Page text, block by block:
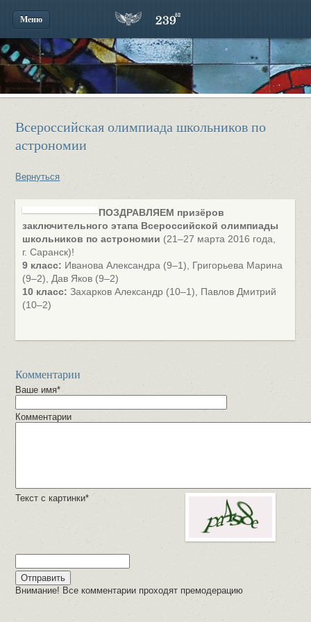
Меню
Всероссийская олимпиада школьников по
астрономии
Вернуться
ПОЗДРАВЛЯЕМ призёров
заключительного этапа Всероссийской олимпиады
школьников по астрономии (21–27 марта 2016 года,
г. Саранск)!
9 класс: Иванова Александра (9–1), Григорьева Марина
(9–2), Дав Яков (9–2)
10 класс: Захарков Александр (10–1), Павлов Дмитрий
(10–2)
Комментарии
Ваше имя*
Комментарии
Текст с картинки*
Внимание! Все комментарии проходят премодерацию